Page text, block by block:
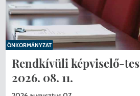
Rendkívüli képviselő-
2026. 08. 11.
ÖNKORMÁNYZAT